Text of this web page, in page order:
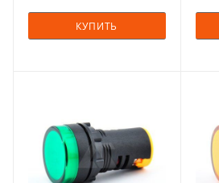
светодиодная
Подсветка
Количество в упаковке
Единицы измерения
КУПИТЬ
123
Тип напряжения
VAC
123
VAC